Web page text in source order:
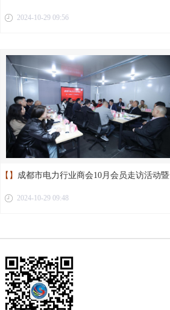
新蓉电缆荣获“成都工业精品”称号
2024-10-29 09:56
【】 成都市电力行业商会10月会员走访活动暨
第二届第十二次理事会议圆满举行
2024-10-29 09:48